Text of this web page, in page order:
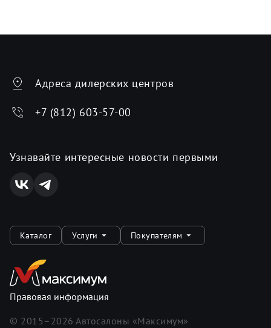
Адреса дилерских центров
+7 (812) 603-57-00
Узнавайте интересные новости первыми
Каталог Услуги Покупателям
Правовая информация
© 2015– 2026 Автосалоны «Максимум»